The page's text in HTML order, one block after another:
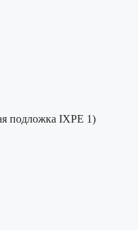
подложка IXPE 1)